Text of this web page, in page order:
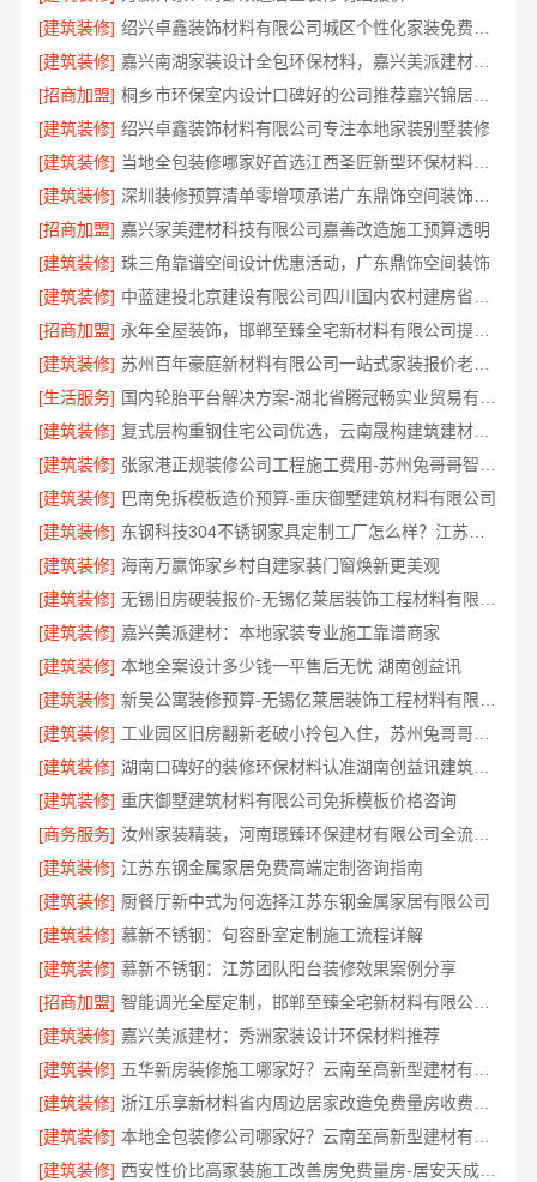
[建筑装修]
[建筑装修]
嘉兴南湖家装设计全包环保材料，嘉兴美派建材科技有限公司专业可靠
[招商加盟]
[建筑装修] 绍兴卓鑫装饰材料有限公司专注本地家装别墅装修
[建筑装修]
当地全包装修哪家好首选江西圣匠新型环保材料有限公司
[建筑装修]
深圳装修预算清单零增项承诺广东鼎饰空间装饰工程有限公司
[招商加盟] 嘉兴家美建材科技有限公司嘉善改造施工预算透明
[建筑装修] 珠三角靠谱空间设计优惠活动，广东鼎饰空间装饰
[建筑装修]
[招商加盟]
[建筑装修]
苏州百年豪庭新材料有限公司一站式家装报价老房翻新
[生活服务]
[建筑装修]
复式层构重钢住宅公司优选，云南晟构建筑建材有限公司专业筑家
[建筑装修]
[建筑装修] 巴南免拆模板造价预算-重庆御墅建筑材料有限公司
[建筑装修]
东钢科技304不锈钢家具定制工厂怎么样？江苏东钢金属科技有限公司实力评测
[建筑装修] 海南万赢饰家乡村自建家装门窗焕新更美观
[建筑装修]
[建筑装修] 嘉兴美派建材：本地家装专业施工靠谱商家
[建筑装修] 本地全案设计多少钱一平售后无忧 湖南创益讯
[建筑装修]
[建筑装修]
工业园区旧房翻新老破小拎包入住，苏州兔哥哥智装新材料有限公司省心全包
[建筑装修]
湖南口碑好的装修环保材料认准湖南创益讯建筑有限公司
[建筑装修] 重庆御墅建筑材料有限公司免拆模板价格咨询
[商务服务]
汝州家装精装，河南璟臻环保建材有限公司全流程一体化服务
[建筑装修] 江苏东钢金属家居免费高端定制咨询指南
[建筑装修] 厨餐厅新中式为何选择江苏东钢金属家居有限公司
[建筑装修] 慕新不锈钢：句容卧室定制施工流程详解
[建筑装修] 慕新不锈钢：江苏团队阳台装修效果案例分享
[招商加盟]
智能调光全屋定制，邯郸至臻全宅新材料有限公司轻奢美学体验
[建筑装修] 嘉兴美派建材：秀洲家装设计环保材料推荐
[建筑装修]
[建筑装修]
[建筑装修]
[建筑装修]
西安性价比高家装施工改善房免费量房-居安天成（西安）建筑工程有限责任公司